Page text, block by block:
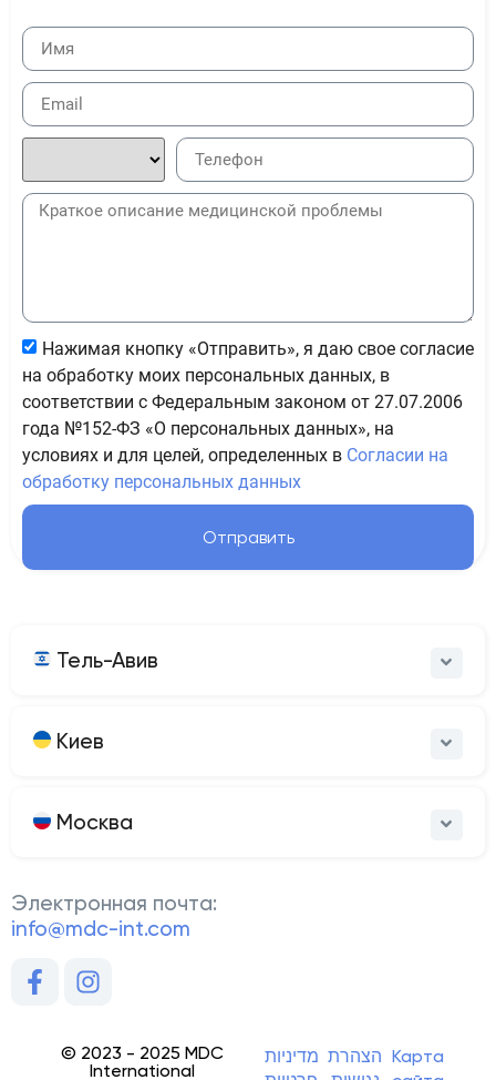
Нажимая кнопку «Отправить», я даю свое согласие
на обработку моих персональных данных, в
соответствии с Федеральным законом от 27.07.2006
года №152-ФЗ «О персональных данных», на
условиях и для целей, определенных в Согласии на
обработку персональных данных
Отправить
Тель-Авив
Киев
Москва
Электронная почта:
info@mdc-int.com
© 2023 - 2025 MDC
International
מדיניות הצהרת Карта